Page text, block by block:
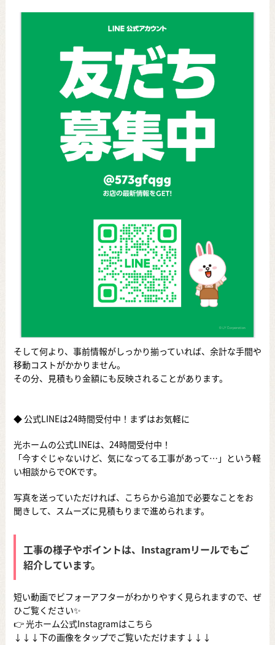
そして何より、事前情報がしっかり揃っていれば、余計な手間や
移動コストがかかりません。
その分、見積もり金額にも反映されることがあります。
◆ 公式LINEは24時間受付中！まずはお気軽に
光ホームの公式LINEは、24時間受付中！
「今すぐじゃないけど、気になってる工事があって…」という軽
い相談からでOKです。
写真を送っていただければ、こちらから追加で必要なことをお
聞きして、スムーズに見積もりまで進められます。
工事の様子やポイントは、Instagramリールでもご
紹介しています。
短い動画でビフォーアフターがわかりやすく見られますので、ぜ
ひご覧ください✨
👉光ホーム公式Instagramはこちら
↓↓↓下の画像をタップでご覧いただけます↓↓↓